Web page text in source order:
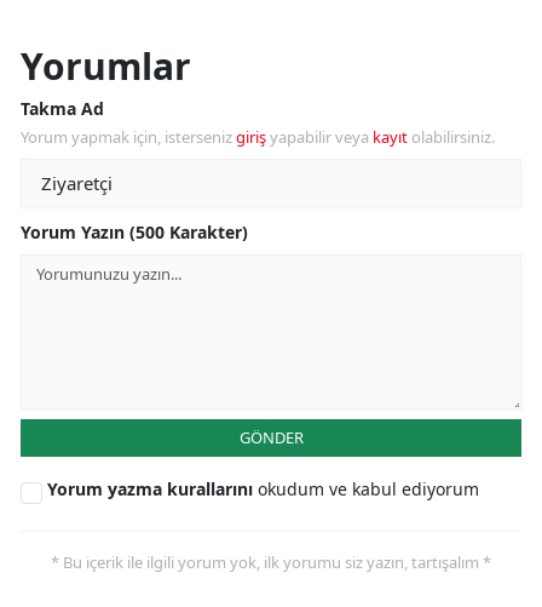
Yorumlar
Takma Ad
Yorum yapmak için, istersenizgirişyapabilir veya kayıt olabilirsiniz.
Yorum Yazın (500 Karakter)
GÖNDER
Yorum yazma kurallarını okudum ve kabul ediyorum
* Bu içerik ile ilgili yorum yok, ilk yorumu siz yazın, tartışalım *